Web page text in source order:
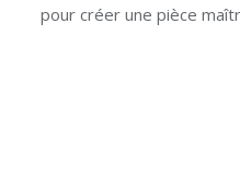
pour créer une pièce